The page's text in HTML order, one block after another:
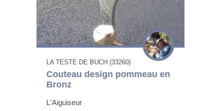
LA TESTE DE BUCH (33260)
Couteau design pommeau en
Bronz
L'Aiguiseur